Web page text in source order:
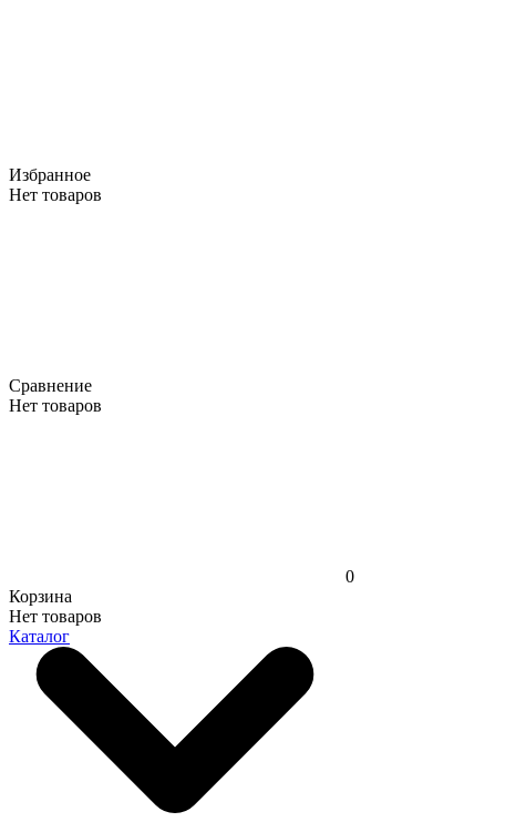
Избранное
Нет товаров
Сравнение
Нет товаров
0
Корзина
Нет товаров
Каталог